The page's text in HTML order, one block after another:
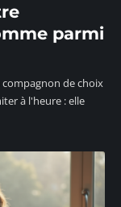
parmi
de choix
à l'heure : elle